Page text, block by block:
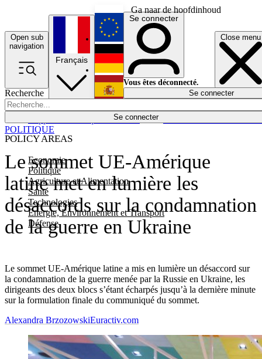
Ga naar de hoofdinhoud
Open sub
navigation
Close menu
Recherche
Se connecter
POLICY AREAS
Economie
Politique
Agriculture et Alimentation
Santé
Technologies
Energie, Environnement et Transport
Défense
Économie
Français
English
Deutsch
Español
Se connecter
Vous êtes déconnecté.
Se connecter
Le sommet UE-Amérique
latine met en lumière les
désaccords sur la condamnation
de la guerre en Ukraine
Le sommet UE-Amérique latine a mis en lumière un désaccord sur
la condamnation de la guerre menée par la Russie en Ukraine, les
dirigeants des deux blocs s’étant écharpés jusqu’à la dernière minute
sur la formulation finale du communiqué du sommet.
POLITIQUE
Alexandra BrzozowskiEuractiv.com